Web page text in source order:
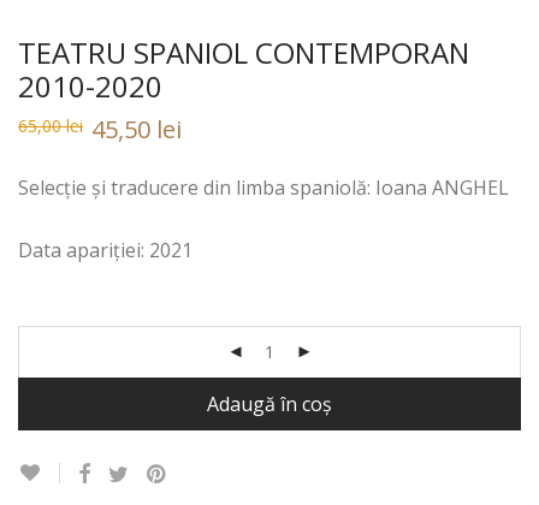
TEATRU SPANIOL CONTEMPORAN
2010-2020
Prețul
inițial
fost:
65,00 lei.
65,00lei Prețul
curent
65,00 lei.
45,50 lei
Selecție și traducere din limba spaniolă: Ioana ANGHEL
Data apariției: 2021
Adaugă în coș